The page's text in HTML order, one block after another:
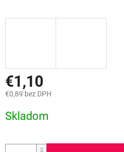
€1,10
€0,89 bez DPH
cena:
Skladom